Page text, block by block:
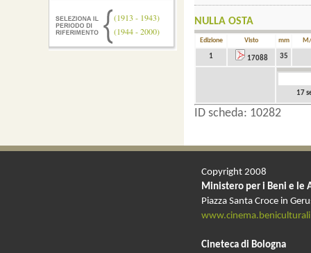
NULLA OSTA
Edizione Visto mm
1 17088 35
17
ID scheda: 10282
(1913 - 1943)
(1944 - 2000)
Copyright 2008
Ministero per i Beni e le
Piazza Santa Croce in
Cineteca di Bologna